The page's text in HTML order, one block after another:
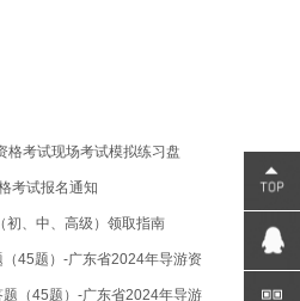
格考试现场考试模拟练习盘
考试报名通知
初、中、高级）领取指南
45题）-广东省2024年导游资
（45题）-广东省2024年导游